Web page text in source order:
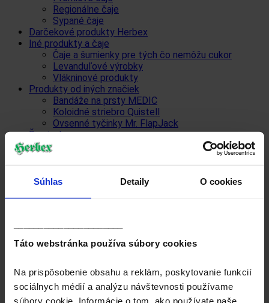
Súhlas Detaily O cookies
Táto webstránka používa súbory cookies
Na prispôsobenie obsahu a reklám, poskytovanie funkcií
sociálnych médií a analýzu návštevnosti používame
súbory cookie. Informácie o tom, ako používate naše
Regionálne čaje
Sypané čaje
Darčekové produkty Herbex
Iné produkty a čaje
Čaje a šumienky pre tých čo nemôžu cukor
Levanduľové výrobky
Vlákninové produkty
Produkty od iných značiek
Bandáže na prsty MEDIC
Koloidné striebro Quistell
Ovsenné tyčinky Mr. FlapJack
Šumienky
So sladidlom steviol-glykozidy
Ďalšie informácie
Popis
Upozornenie: Samostatné užívanie čaju nie je náhradou
pestrej a vyváženej stravy a zdravého životného štýlu.